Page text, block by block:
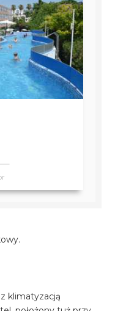
klimatyzacją